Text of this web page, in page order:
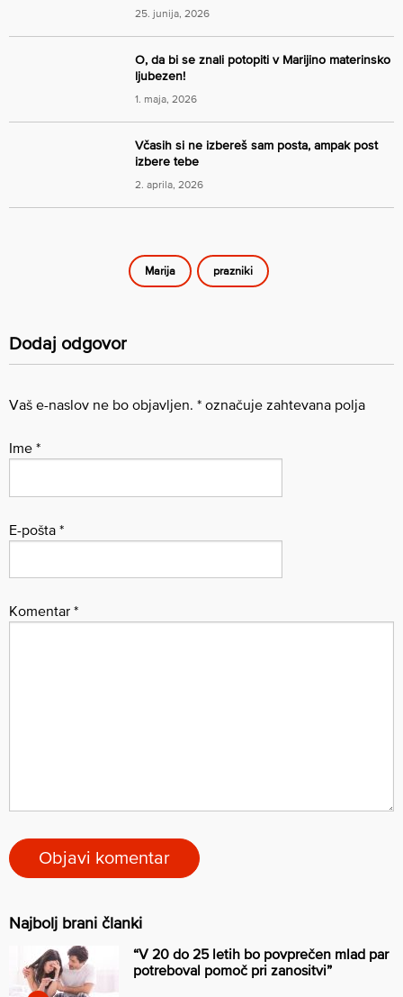
25. junija, 2026
O, da bi se znali potopiti v Marijino materinsko
ljubezen!
1. maja, 2026
Včasih si ne izbereš sam posta, ampak post
izbere tebe
2. aprila, 2026
Marija prazniki
Dodaj odgovor
Vaš e-naslov ne bo objavljen. * označuje zahtevana polja
Ime *
E-pošta *
Komentar *
Najbolj brani članki
“V 20 do 25 letih bo povprečen mlad par
potreboval pomoč pri zanositvi”